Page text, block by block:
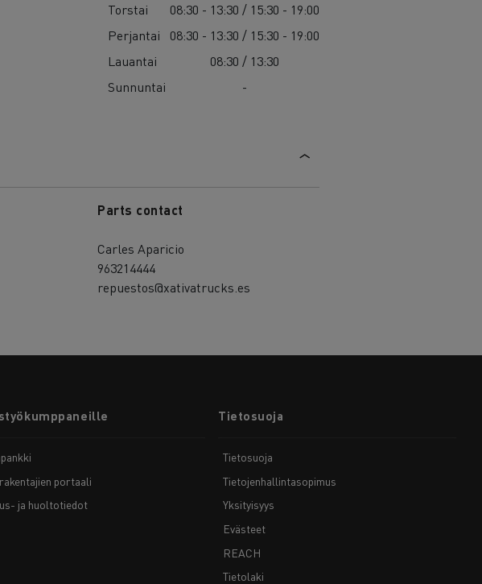
Torstai
08:30 - 13:30 / 15:30 - 19:00
Perjantai
08:30 - 13:30 / 15:30 - 19:00
Lauantai
08:30 / 13:30
Sunnuntai
-
Parts contact
Carles Aparicio
963214444
repuestos@xativatrucks.es
portaali
ja huoltotiedot
Tietosuoja
Tietosuoja
Tietojenhallintasopimus
Yksityisyys
Evästeet
REACH
Tietolaki